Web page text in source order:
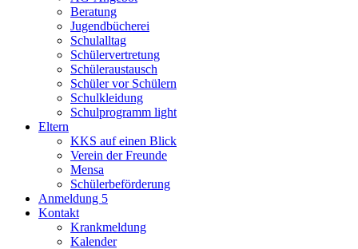
Beratung
Jugendbücherei
Schulalltag
Schülervertretung
Schüleraustausch
Schüler vor Schülern
Schulkleidung
Schulprogramm light
Eltern
KKS auf einen Blick
Verein der Freunde
Mensa
Schülerbeförderung
Anmeldung 5
Kontakt
Krankmeldung
Kalender